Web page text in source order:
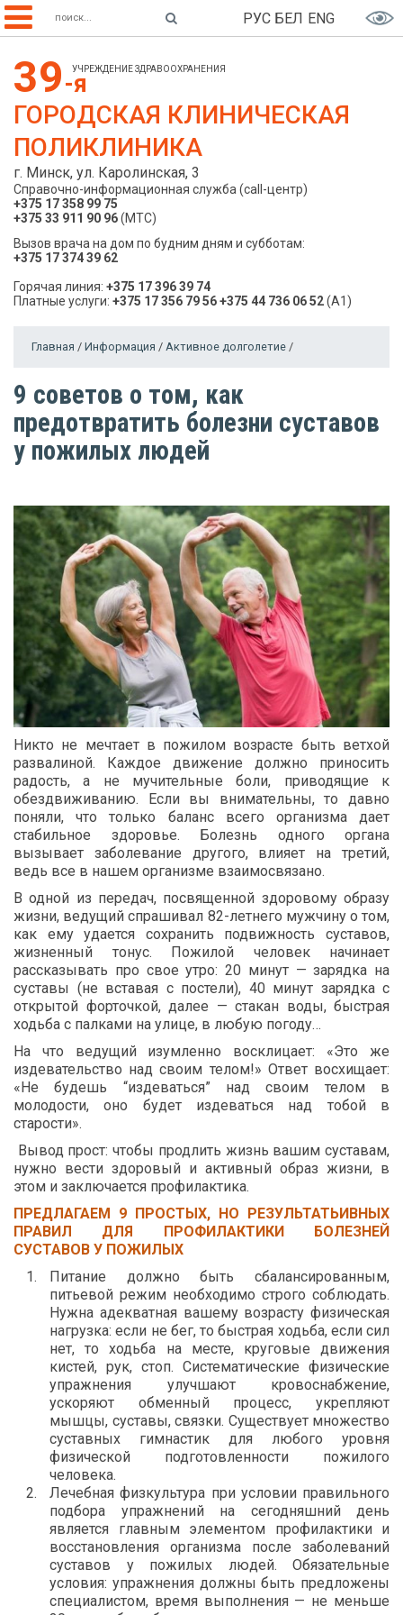
РУС БЕЛ ENG
39-я
УЧРЕЖДЕНИЕ ЗДРАВООХРАНЕНИЯ
ГОРОДСКАЯ КЛИНИЧЕСКАЯ
ПОЛИКЛИНИКА
г. Минск, ул. Каролинская, 3
Справочно-информационная служба (call-центр)
+375 17 358 99 75
+375 33 911 90 96(МТС)
Вызов врача на дом по будним дням и субботам:
+375 17 374 39 62
Горячая линия: +375 17 396 39 74
Платные услуги: +375 17 356 79 56+375 44 736 06 52(A1)
Главная / Информация / Активное долголетие /
9 советов о том, как
предотвратить болезни суставов
у пожилых людей
Никто не мечтает в пожилом возрасте быть ветхой
развалиной. Каждое движение должно приносить
радость, а не мучительные боли, приводящие к
обездвиживанию. Если вы внимательны, то давно
поняли, что только баланс всего организма дает
стабильное здоровье. Болезнь одного органа
вызывает заболевание другого, влияет на третий,
ведь все в нашем организме взаимосвязано.
В одной из передач, посвященной здоровому образу
жизни, ведущий спрашивал 82-летнего мужчину о том,
как ему удается сохранить подвижность суставов,
жизненный тонус. Пожилой человек начинает
рассказывать про свое утро: 20 минут — зарядка на
суставы (не вставая с постели), 40 минут зарядка с
открытой форточкой, далее — стакан воды, быстрая
ходьба с палками на улице, в любую погоду…
На что ведущий изумленно восклицает: «Это же
издевательство над своим телом!» Ответ восхищает:
«Не будешь “издеваться” над своим телом в
молодости, оно будет издеваться над тобой в
старости».
Вывод прост: чтобы продлить жизнь вашим суставам,
нужно вести здоровый и активный образ жизни, в
этом и заключается профилактика.
ПРЕДЛАГАЕМ 9 ПРОСТЫХ, НО РЕЗУЛЬТАТЬИВНЫХ
ПРАВИЛ ДЛЯ ПРОФИЛАКТИКИ БОЛЕЗНЕЙ
СУСТАВОВ У ПОЖИЛЫХ
Питание должно быть сбалансированным,
питьевой режим необходимо строго соблюдать.
Нужна адекватная вашему возрасту физическая
нагрузка: если не бег, то быстрая ходьба, если сил
нет, то ходьба на месте, круговые движения
кистей, рук, стоп. Систематические физические
упражнения улучшают кровоснабжение,
ускоряют обменный процесс, укрепляют
мышцы, суставы, связки. Существует множество
суставных гимнастик для любого уровня
физической подготовленности пожилого
человека.
Лечебная физкультура при условии правильного
подбора упражнений на сегодняшний день
является главным элементом профилактики и
восстановления организма после заболеваний
суставов у пожилых людей. Обязательные
условия: упражнения должны быть предложены
специалистом, время выполнения — не меньше